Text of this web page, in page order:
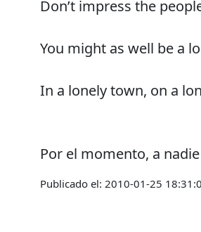
Don’t impress the
You might as well be a
In a lonely town, on a
Por el momento, a
Publicado el: 2010-01-25